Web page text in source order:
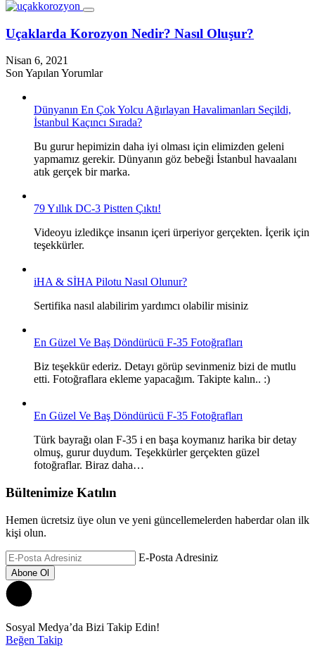
Uçaklarda Korozyon Nedir? Nasıl Oluşur?
Nisan 6, 2021
Son Yapılan Yorumlar
Dünyanın En Çok Yolcu Ağırlayan Havalimanları Seçildi,
İstanbul Kaçıncı Sırada?
Bu gurur hepimizin daha iyi olması için elimizden geleni
yapmamız gerekir. Dünyanın göz bebeği İstanbul havaalanı
atık gerçek bir marka.
79 Yıllık DC-3 Pistten Çıktı!
Videoyu izledikçe insanın içeri ürperiyor gerçekten. İçerik için
teşekkürler.
iHA & SİHA Pilotu Nasıl Olunur?
Sertifika nasıl alabilirim yardımcı olabilir misiniz
En Güzel Ve Baş Döndürücü F-35 Fotoğrafları
Biz teşekkür ederiz. Detayı görüp sevinmeniz bizi de mutlu
etti. Fotoğraflara ekleme yapacağım. Takipte kalın.. :)
En Güzel Ve Baş Döndürücü F-35 Fotoğrafları
Türk bayrağı olan F-35 i en başa koymanız harika bir detay
olmuş, gurur duydum. Teşekkürler gerçekten güzel
fotoğraflar. Biraz daha…
Bültenimize Katılın
Hemen ücretsiz üye olun ve yeni güncellemelerden haberdar olan ilk
kişi olun.
E-Posta Adresiniz
Sosyal Medya’da Bizi Takip Edin!
Beğen Takip